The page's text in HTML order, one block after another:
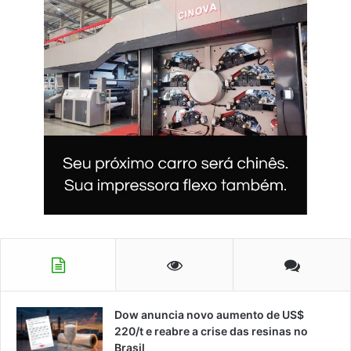
Dow anuncia novo aumento de US$
220/t e reabre a crise das resinas no
Brasil